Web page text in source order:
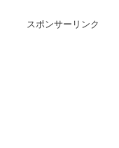
スポンサーリンク